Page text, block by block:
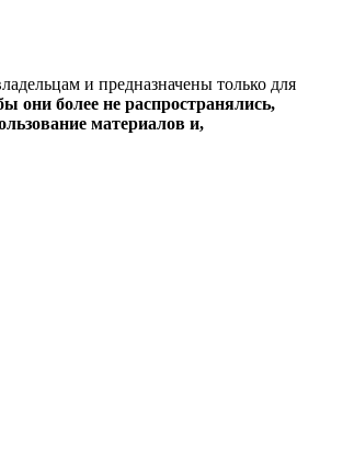
и предназначены только для
они более не распространялись,
материалов и,